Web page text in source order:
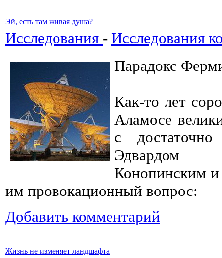
Эй, есть там живая душа?
Исследования - Исследования
Парадокс
Как-то лет
Аламосе
с достаточно
Эдвардом
Конопинским и
им провокационный вопрос:
Добавить комментарий
Жизнь не изменяет ландшафта